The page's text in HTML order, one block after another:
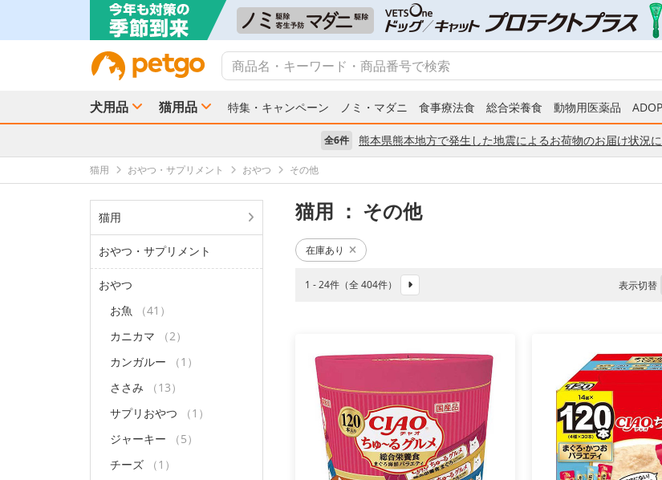
犬用品 猫用品 特集・キャンペーン ノミ・マダニ 食事療法食 総合栄養食 動物用医薬品
全6件 熊本県熊本地方で発生した地震によるお荷物のお届け状況に
猫用 おやつ・サプリメント おやつ その他
猫用
おやつ・サプリメント
おやつ
お魚
（41）
カニカマ
（2）
カンガルー
（1）
ささみ
（13）
サプリおやつ
（1）
ジャーキー
（5）
チーズ
（1）
猫用 ： その他
在庫あり
1 - 24件（全 404件） 表示切替